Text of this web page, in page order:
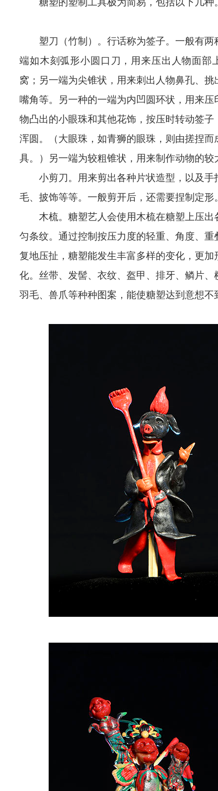
塑刀（竹制）。行话称为签子。一般有两
端如木刻弧形小圆口刀，用来压出人物面部
窝；另一端为尖锥状，用来刺出人物鼻孔、挑
嘴角等。另一种的一端为内凹圆环状，用来压
物凸出的小眼珠和其他花饰，按压时转动签子
浑圆。（大眼珠，如青狮的眼珠，则由搓捏而
具。）另一端为较粗锥状，用来制作动物的较
小剪刀。用来剪出各种片状造型，以及手
毛、披饰等等。一般剪开后，还需要捏制定形
木梳。糖塑艺人会使用木梳在糖塑上压出
匀条纹。通过控制按压力度的轻重、角度、重
复地压扯，糖塑能发生丰富多样的变化，更加
化。丝带、发髻、衣纹、盔甲、排牙、鳞片、
羽毛、兽爪等种种图案，能使糖塑达到意想不